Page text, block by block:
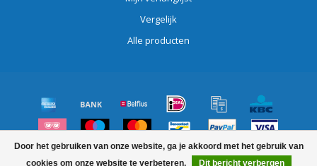
Door het gebruiken van onze website, ga je akkoord met het gebruik van
cookies om onze website te verbeteren.
Dit bericht verbergen
Vergelijk
Alle producten
© Copyright 2026 Schoonmaakdiscount.nl